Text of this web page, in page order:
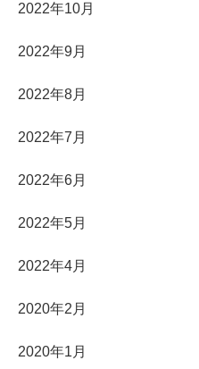
2022年10月
2022年9月
2022年8月
2022年7月
2022年6月
2022年5月
2022年4月
2020年2月
2020年1月